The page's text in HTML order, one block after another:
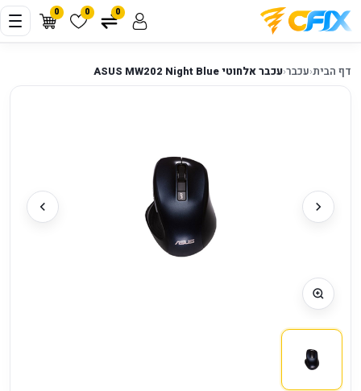
0 0 0
דף הבית‹עכבר‹עכבר אלחוטי ASUS MW202 Night Blue